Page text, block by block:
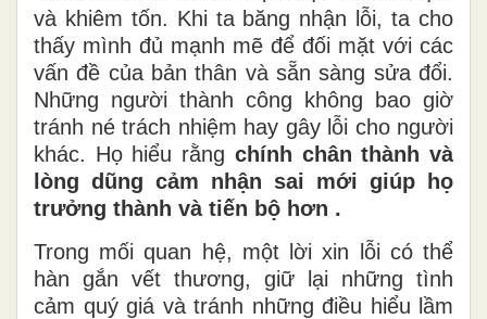
và khiêm tốn. Khi ta băng nhận lỗi, ta cho
thấy mình đủ mạnh mẽ để đối mặt với các
vấn đề của bản thân và sẵn sàng sửa đổi.
Những người thành công không bao giờ
tránh né trách nhiệm hay gây lỗi cho người
khác. Họ hiểu rằng chính chân thành và
lòng dũng cảm nhận sai mới giúp họ
trưởng thành và tiến bộ hơn .
Trong mối quan hệ, một lời xin lỗi có thể
hàn gắn vết thương, giữ lại những tình
cảm quý giá và tránh những điều hiểu lầm